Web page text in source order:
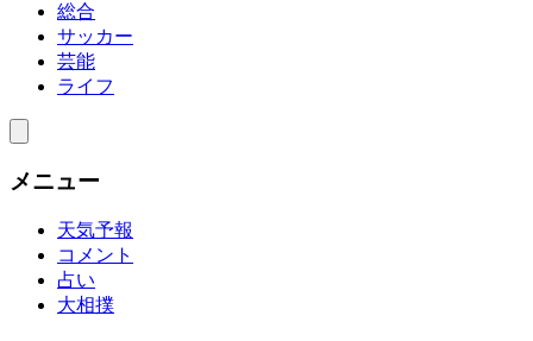
総合
サッカー
芸能
ライフ
メニュー
天気予報
コメント
占い
大相撲